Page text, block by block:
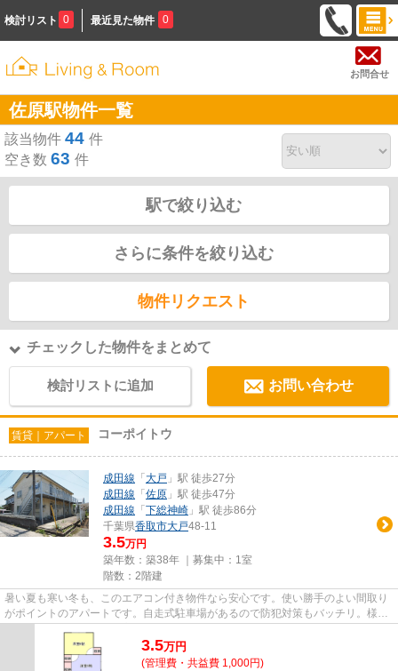
検討リスト 0 最近見た物件 0
お問合せ
佐原駅物件一覧
該当物件 44 件
空き数 63 件
駅で絞り込む
さらに条件を絞り込む
物件リクエスト
チェックした物件をまとめて
検討リストに追加 お問い合わせ
賃貸｜アパート コーポイトウ
成田線 「 大戸 」駅 徒歩27分
成田線 「 佐原 」駅 徒歩47分
成田線 「 下総神崎 」駅 徒歩86分
千葉県香取市大戸48-11
3.5万円
築年数：築38年 ｜募集中： 1室
階数：2階建
暑い夏も寒い冬も、このエアコン付き物件なら安心です。使い勝手のよい間取り
がポイントのアパートです。自走式駐車場があるので防犯対策もバッチリ。様々
3.5万円
(管理費・共益費 1,000円)